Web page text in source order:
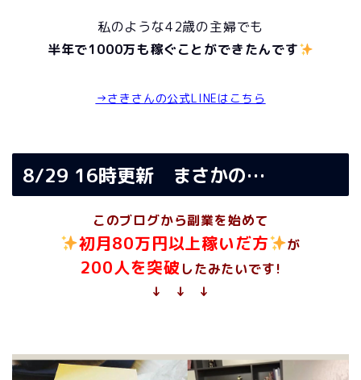
私のような42歳の主婦でも
半年で1000万も稼ぐことができたんです
→さきさんの公式LINEはこちら
8/29 16時更新 まさかの…
このブログから副業を始めて
初月80万円以上稼いだ方 が
200人を突破 したみたいです!
↓ ↓ ↓